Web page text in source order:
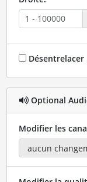
Désentrelacer
Optional
Modifier les